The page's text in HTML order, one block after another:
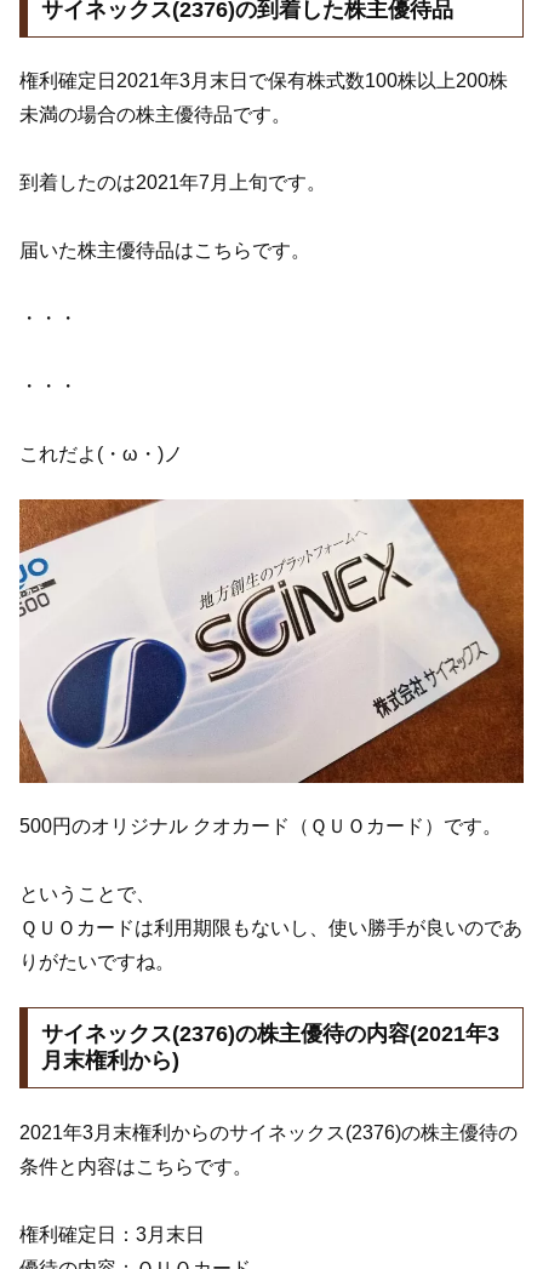
サイネックス(2376)の到着した株主優待品
権利確定日2021年3月末日で保有株式数100株以上200株
未満の場合の株主優待品です。
到着したのは2021年7月上旬です。
届いた株主優待品はこちらです。
・・・
・・・
これだよ(・ω・)ノ
500円のオリジナル クオカード（ＱＵＯカード）です。
ということで、
ＱＵＯカードは利用期限もないし、使い勝手が良いのであ
りがたいですね。
サイネックス(2376)の株主優待の内容(2021年3
月末権利から)
2021年3月末権利からのサイネックス(2376)の株主優待の
条件と内容はこちらです。
権利確定日：3月末日